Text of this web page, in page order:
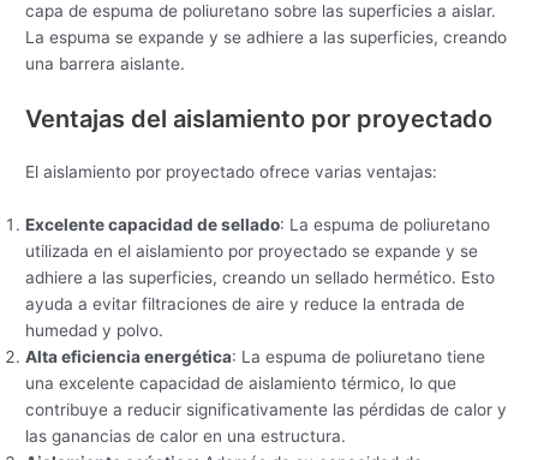
capa de espuma de poliuretano sobre las superficies a aislar.
La espuma se expande y se adhiere a las superficies, creando
una barrera aislante.
Ventajas del aislamiento por proyectado
El aislamiento por proyectado ofrece varias ventajas:
Excelente capacidad de sellado: La espuma de poliuretano
utilizada en el aislamiento por proyectado se expande y se
adhiere a las superficies, creando un sellado hermético. Esto
ayuda a evitar filtraciones de aire y reduce la entrada de
humedad y polvo.
Alta eficiencia energética: La espuma de poliuretano tiene
una excelente capacidad de aislamiento térmico, lo que
contribuye a reducir significativamente las pérdidas de calor y
las ganancias de calor en una estructura.